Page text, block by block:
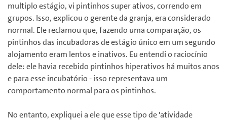
multiplo estágio, vi pintinhos super ativos, correndo em
grupos. Isso, explicou o gerente da granja, era considerado
normal. Ele reclamou que, fazendo uma comparação, os
pintinhos das incubadoras de estágio único em um segundo
alojamento eram lentos e inativos. Eu entendi o raciocínio
dele: ele havia recebido pintinhos hiperativos há muitos anos
e para esse incubatório - isso representava um
comportamento normal para os pintinhos.
No entanto, expliquei a ele que esse tipo de 'atividade